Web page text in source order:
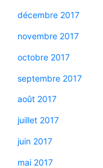
décembre 2017
novembre 2017
octobre 2017
septembre 2017
août 2017
juillet 2017
juin 2017
mai 2017